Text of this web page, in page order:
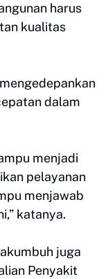
harus
kualitas
dalam
menjadi
pelayanan
menjawab
katanya.
juga
Penyakit